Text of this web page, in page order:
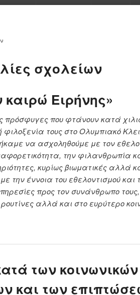
σχολείων
Ειρήνης»
πρόσφυγες που φτάνουν κατά
φιλοξενία τους στο Ολυμπιακό
να ασχοληθούμε με τον
την φιλανθρωπία
κυρίως βιωματικές αλλά
την έννοια του εθελοντισμού και
προς τον συνάνθρωπο
αλλά και στο ευρύτερο
των κοινωνικών
και των